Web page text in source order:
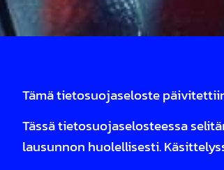
Tämä tietosuojaseloste
Tässä tietosuojaselosteessa
lausunnon huolellisesti.